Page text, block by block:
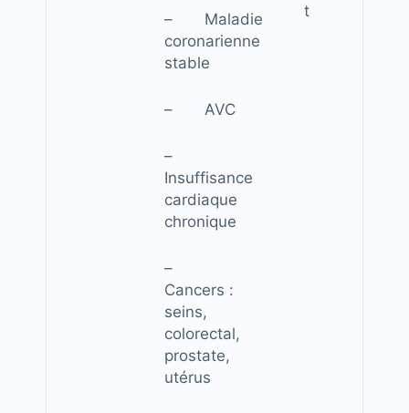
– Maladie
coronarienne
stable
– AVC
–
Insuffisance
cardiaque
chronique
–
Cancers :
seins,
colorectal,
prostate,
utérus
t